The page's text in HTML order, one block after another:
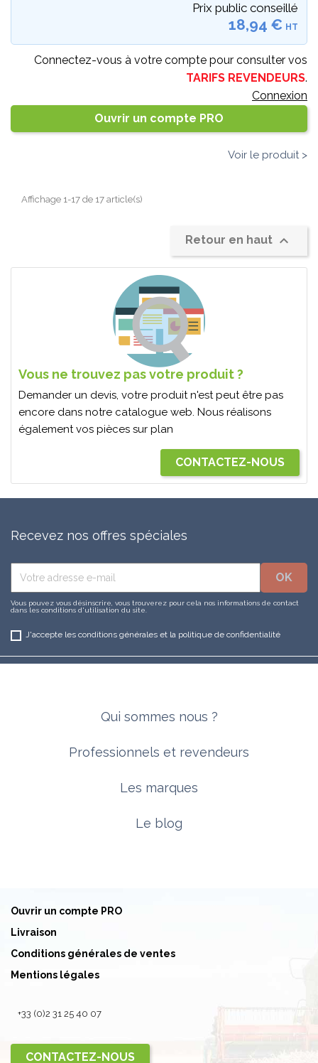
Prix public conseillé
18,94 € HT
Connectez-vous à votre compte pour consulter vos
TARIFS REVENDEURS.
Connexion
Ouvrir un compte PRO
Voir le produit >
Affichage 1-17 de 17 article(s)
Retour en haut 
Vous ne trouvez pas votre produit ?
Demander un devis, votre produit n'est peut être pas
encore dans notre catalogue web. Nous réalisons
également vos pièces sur plan
CONTACTEZ-NOUS
Recevez nos offres spéciales
Vous pouvez vous désinscrire, vous trouverez pour cela nos informations de contact
dans les conditions d'utilisation du site.
J'accepte les conditions générales et la politique de confidentialité
Qui sommes nous ?
Professionnels et revendeurs
Les marques
Le blog
Ouvrir un compte PRO
Livraison
Conditions générales de ventes
Mentions légales
+33 (0)2 31 25 40 07
CONTACTEZ-NOUS